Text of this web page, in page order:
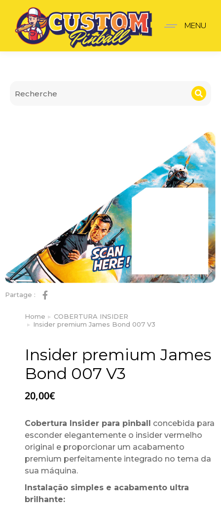
Insider premium James
MENU
Partage :
You are here:
Home
COBERTURA INSIDER
Insider premium James Bond 007 V3
Insider premium James
Bond 007 V3
20,00€
Cobertura Insider para pinball
concebida para
esconder elegantemente o insider vermelho
original e proporcionar um acabamento
premium perfeitamente integrado no tema da
sua máquina.
Instalação simples e acabamento ultra
brilhante: